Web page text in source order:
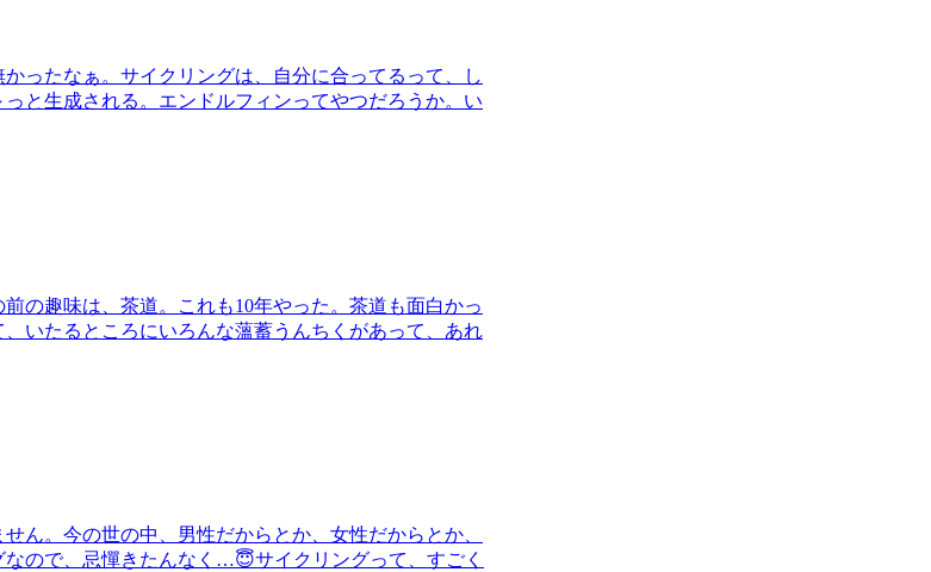
ったなぁ。サイクリングは、自分に合ってるって、し
と生成される。エンドルフィンってやつだろうか。い
の趣味は、茶道。これも10年やった。茶道も面白かっ
いたるところにいろんな薀蓄うんちくがあって、あれ
ん。今の世の中、男性だからとか、女性だからとか、
ので、忌憚きたんなく…😇サイクリングって、すごく